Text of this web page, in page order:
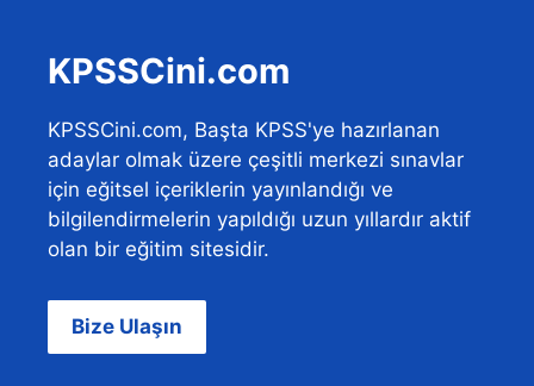
KPSSCini.com
KPSSCini.com, Başta KPSS'ye hazırlanan
adaylar olmak üzere çeşitli merkezi sınavlar
için eğitsel içeriklerin yayınlandığı ve
bilgilendirmelerin yapıldığı uzun yıllardır aktif
olan bir eğitim sitesidir.
Bize Ulaşın